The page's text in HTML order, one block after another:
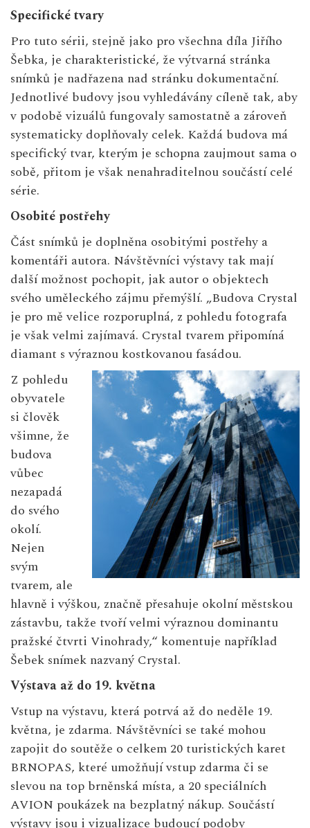
Specifické tvary
Pro tuto sérii, stejně jako pro všechna díla Jiřího
Šebka, je charakteristické, že výtvarná stránka
snímků je nadřazena nad stránku dokumentační.
Jednotlivé budovy jsou vyhledávány cíleně tak, aby
v podobě vizuálů fungovaly samostatně a zároveň
systematicky doplňovaly celek. Každá budova má
specifický tvar, kterým je schopna zaujmout sama o
sobě, přitom je však nenahraditelnou součástí celé
série.
Osobité postřehy
Část snímků je doplněna osobitými postřehy a
komentáři autora. Návštěvníci výstavy tak mají
další možnost pochopit, jak autor o objektech
svého uměleckého zájmu přemýšlí. „Budova Crystal
je pro mě velice rozporuplná, z pohledu fotografa
je však velmi zajímavá. Crystal tvarem připomíná
diamant s výraznou kostkovanou fasádou.
Z pohledu
obyvatele
si člověk
všimne, že
budova
vůbec
nezapadá
do svého
okolí.
Nejen
svým
tvarem, ale
hlavně i výškou, značně přesahuje okolní městskou
zástavbu, takže tvoří velmi výraznou dominantu
pražské čtvrti Vinohrady,“ komentuje například
Šebek snímek nazvaný Crystal.
Výstava až do 19. května
Vstup na výstavu, která potrvá až do neděle 19.
května, je zdarma. Návštěvníci se také mohou
zapojit do soutěže o celkem 20 turistických karet
BRNOPAS, které umožňují vstup zdarma či se
slevou na top brněnská místa, a 20 speciálních
AVION poukázek na bezplatný nákup. Součástí
výstavy jsou i vizualizace budoucí podoby